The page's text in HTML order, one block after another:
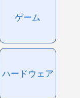
ゲーム
ハードウェア